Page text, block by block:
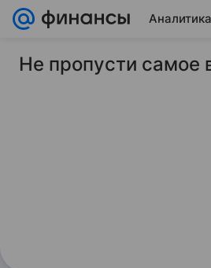
Аналитика
22 ноября 2024 ТАСС
Не пропусти самое